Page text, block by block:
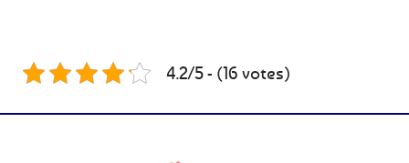
4.2/5 - (16 votes)